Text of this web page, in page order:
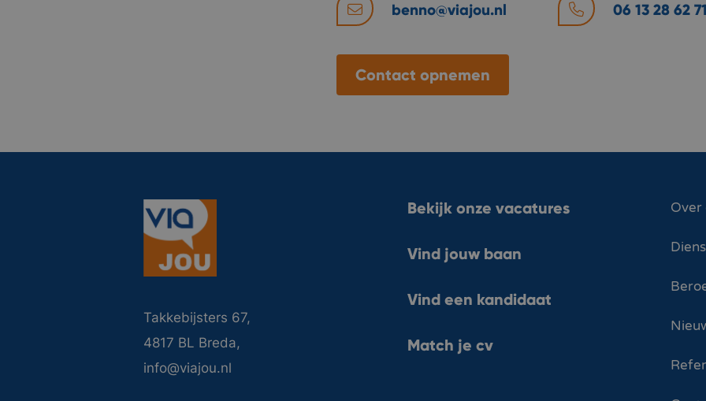
benno@viajou.nl 06 13 28 62
Contact opnemen
Takkebijsters 67,
4817 BL Breda,
info@viajou.nl
Bekijk onze vacatures
Vind jouw baan
Vind een kandidaat
Match je cv
Over